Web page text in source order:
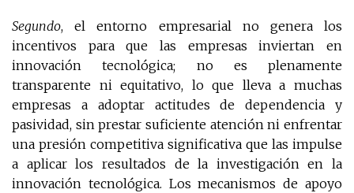
Segundo, el entorno empresarial no genera los
incentivos para que las empresas inviertan en
innovación tecnológica; no es plenamente
transparente ni equitativo, lo que lleva a muchas
empresas a adoptar actitudes de dependencia y
pasividad, sin prestar suficiente atención ni enfrentar
una presión competitiva significativa que las impulse
a aplicar los resultados de la investigación en la
innovación tecnológica. Los mecanismos de apoyo